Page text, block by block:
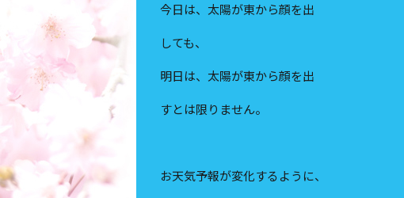
今日は、太陽が東から顔を出
しても、
明日は、太陽が東から顔を出
すとは限りません。
お天気予報が変化するように、